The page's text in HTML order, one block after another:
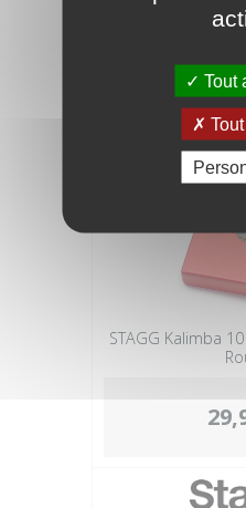
STAGG Kalimba
Tout